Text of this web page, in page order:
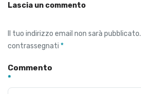
Lascia un commento
Il tuo indirizzo email non sarà pubblicato.
contrassegnati *
Commento
*